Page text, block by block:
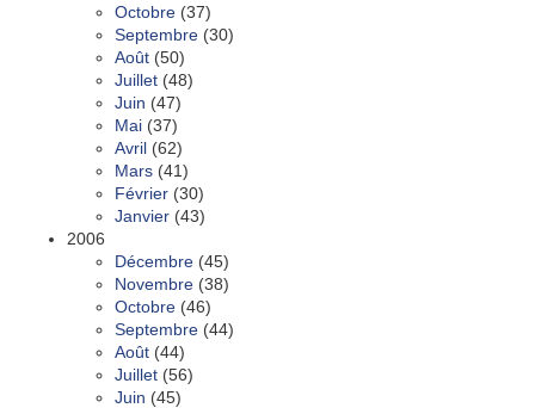
Octobre (37)
Septembre (30)
Août (50)
Juillet (48)
Juin (47)
Mai (37)
Avril (62)
Mars (41)
Février (30)
Janvier (43)
2006
Décembre (45)
Novembre (38)
Octobre (46)
Septembre (44)
Août (44)
Juillet (56)
Juin (45)